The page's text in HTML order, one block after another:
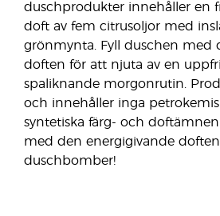
duschprodukter innehåller en
doft av fem citrusoljor med
grönmynta. Fyll duschen med
doften för att njuta av en
spaliknande morgonrutin.
och innehåller inga
syntetiska färg- och
med den energigivande doften
duschbomber!